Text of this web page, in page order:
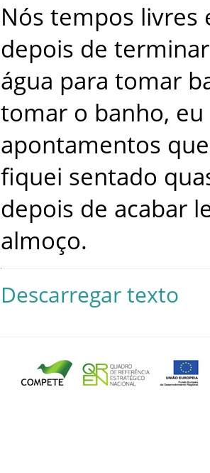
Nós tempos livres
depois de terminar
água para tomar
tomar o banho, eu
apontamentos que
fiquei sentado
depois de acabar
almoço.
Descarregar texto